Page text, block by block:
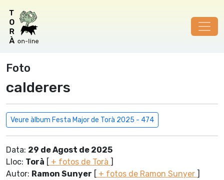
Foto
calderers
Veure àlbum Festa Major de Torà 2025 - 474
Data: 29 de Agost de 2025
Lloc: Torà [ + fotos de Torà ]
Autor: Ramon Sunyer [ + fotos de Ramon Sunyer ]